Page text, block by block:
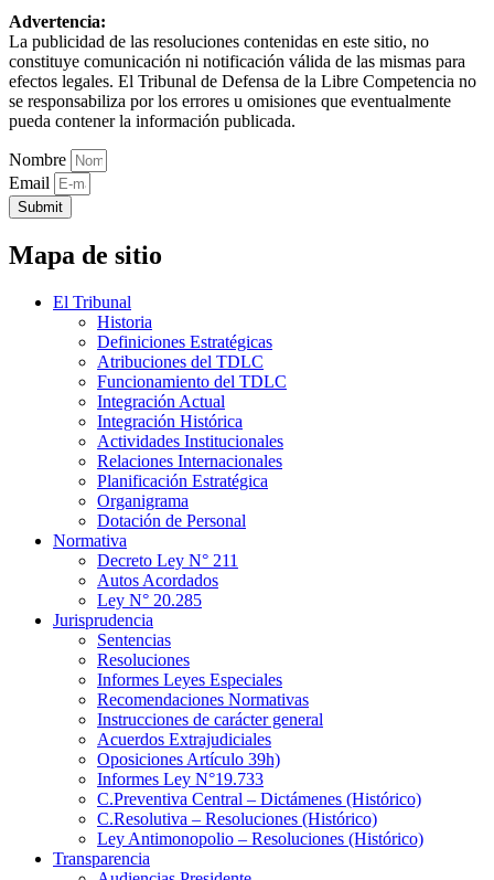
Advertencia:
La publicidad de las resoluciones contenidas en este sitio, no
constituye comunicación ni notificación válida de las mismas para
efectos legales. El Tribunal de Defensa de la Libre Competencia no
se responsabiliza por los errores u omisiones que eventualmente
pueda contener la información publicada.
Nombre
Email
Submit
Mapa de sitio
El Tribunal
Historia
Definiciones Estratégicas
Atribuciones del TDLC
Funcionamiento del TDLC
Integración Actual
Integración Histórica
Actividades Institucionales
Relaciones Internacionales
Planificación Estratégica
Organigrama
Dotación de Personal
Normativa
Decreto Ley N° 211
Autos Acordados
Ley N° 20.285
Jurisprudencia
Sentencias
Resoluciones
Informes Leyes Especiales
Recomendaciones Normativas
Instrucciones de carácter general
Acuerdos Extrajudiciales
Oposiciones Artículo 39h)
Informes Ley N°19.733
C.Preventiva Central – Dictámenes (Histórico)
C.Resolutiva – Resoluciones (Histórico)
Ley Antimonopolio – Resoluciones (Histórico)
Transparencia